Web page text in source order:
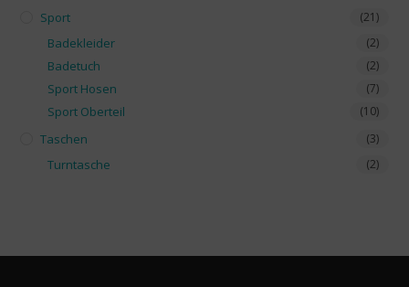
Sport (21)
Badekleider (2)
Badetuch (2)
Sport Hosen (7)
Sport Oberteil (10)
Taschen (3)
Turntasche (2)